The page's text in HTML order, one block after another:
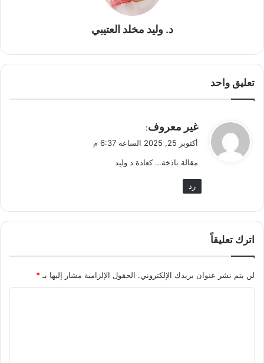
د. وليد مخلد العتيبي
تعليق واحد
ي
ق
ل
غير معروف:
أكتوبر 25, 2025 الساعة 6:37 م
مقالة باذخة… كعادة د وليد
رد
اترك تعليقاً
لن يتم نشر عنوان بريدك الإلكتروني. الحقول الإلزامية مشار إليها بـ *